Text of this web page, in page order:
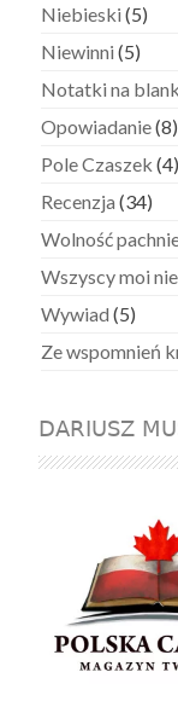
Niebieski (5)
Niewinni (5)
Notatki na
Opowiadanie(8)
Pole Czaszek (4)
Recenzja (34)
Wolność
Wszyscy moi
Wywiad (5)
Ze wspomnień
DARIUSZ